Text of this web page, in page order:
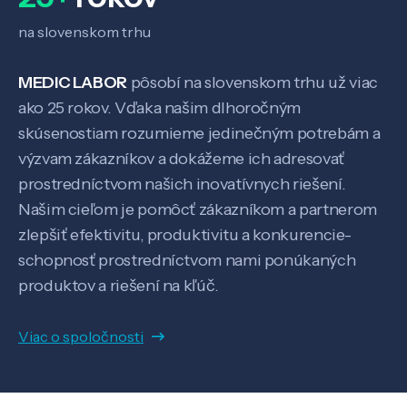
Veda a výskum
Pôsobenie
Know-how
O nás
Kontakt
na slovenskom trhu
MEDIC LABOR pôsobí na slovenskom trhu už viac
ako 25 rokov. Vďaka našim dlhoročným
skúsenostiam rozumieme jedinečným potrebám a
výzvam zákazníkov a dokážeme ich adresovať
prostredníctvom našich inovatívnych riešení.
Našim cieľom je pomôcť zákazníkom a partnerom
zlepšiť efektivitu, produktivitu a konkurencie-
schopnosť prostredníctvom nami ponúkaných
produktov a riešení na kľúč.
Viac o spoločnosti